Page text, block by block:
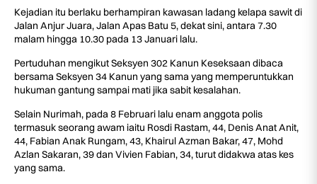
Kejadian itu berlaku berhampiran kawasan ladang kelapa sawit di
Jalan Anjur Juara, Jalan Apas Batu 5, dekat sini, antara 7.30
malam hingga 10.30 pada 13 Januari lalu.
Pertuduhan mengikut Seksyen 302 Kanun Keseksaan dibaca
bersama Seksyen 34 Kanun yang sama yang memperuntukkan
hukuman gantung sampai mati jika sabit kesalahan.
Selain Nurimah, pada 8 Februari lalu enam anggota polis
termasuk seorang awam iaitu Rosdi Rastam, 44, Denis Anat Anit,
44, Fabian Anak Rungam, 43, Khairul Azman Bakar, 47, Mohd
Azlan Sakaran, 39 dan Vivien Fabian, 34, turut didakwa atas kes
yang sama.